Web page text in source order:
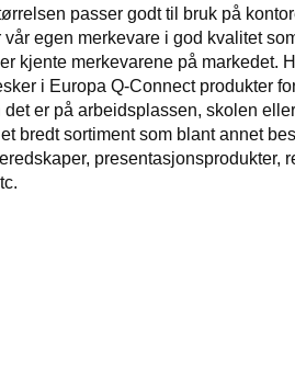
passer godt til bruk på
egen merkevare i god kvalitet
kjente merkevarene på markedet.
i Europa Q-Connect produkter
er på arbeidsplassen, skolen
bredt sortiment som blant annet
presentasjonsprodukter,